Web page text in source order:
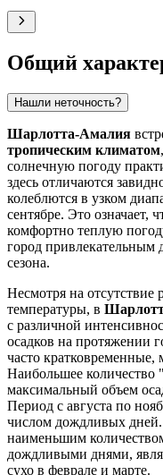
Общий
Нашли неточность?
Шарлотта-Амалия
тропическим климатом
солнечную погоду
здесь отличаются
колеблются в узком
сентябре. Это означает,
комфортно теплую
город привлекательным
сезона.
Несмотря на отсутствие
температуры, в
с различной
осадков на протяжении
часто кратковременные,
Наибольшее
максимальный объем
Период с августа по
числом дождливых
наименьшим
дождливыми днями,
сухо в феврале и марте.